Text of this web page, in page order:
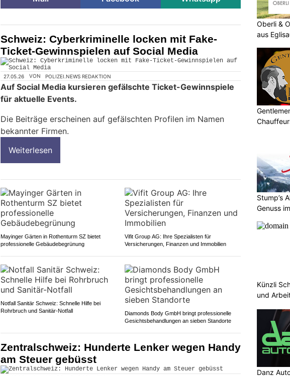
Schweiz: Cyberkriminelle locken mit Fake-
Ticket-Gewinnspielen auf Social Media
27.05.26 VON POLIZEI.NEWS REDAKTION
Auf Social Media kursieren gefälschte Ticket-Gewinnspiele
für aktuelle Events.
Die Beiträge erscheinen auf gefälschten Profilen im Namen
bekannter Firmen.
Weiterlesen
Mayinger Gärten in Rothenturm SZ bietet
professionelle Gebäudebegrünung
Vifit Group AG: Ihre Spezialisten für
Versicherungen, Finanzen und Immobilien
Notfall Sanitär Schweiz: Schnelle Hilfe bei
Rohrbruch und Sanitär-Notfall
Diamonds Body GmbH bringt professionelle
Gesichtsbehandlungen an sieben Standorte
Zentralschweiz: Hunderte Lenker wegen Handy
am Steuer gebüsst
Oberli &
aus
Stump’s
Genuss
Künzli
und
Danz